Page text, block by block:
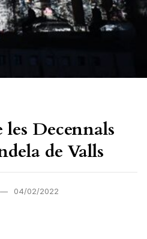
Decennals
de Valls
04/02/2022